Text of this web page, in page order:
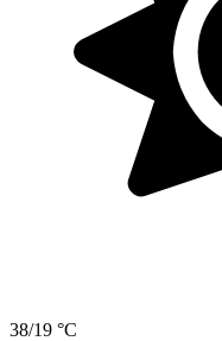
38/19 °C